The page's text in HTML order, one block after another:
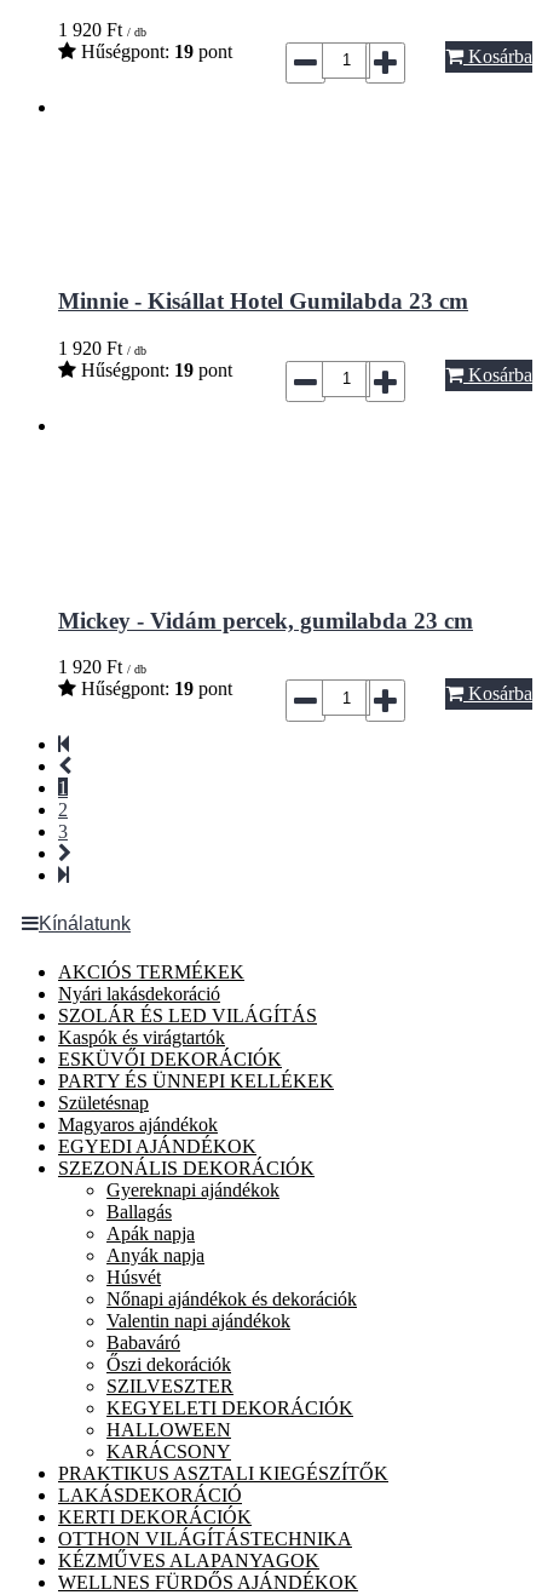
1 920 Ft / db
Hűségpont: 19 pont Kosárba
Minnie - Kisállat Hotel Gumilabda 23 cm
1 920 Ft / db
Hűségpont: 19 pont Kosárba
Mickey - Vidám percek, gumilabda 23 cm
1 920 Ft / db
Hűségpont: 19 pont Kosárba
1
2
3
Kínálatunk
AKCIÓS TERMÉKEK
Nyári lakásdekoráció
SZOLÁR ÉS LED VILÁGÍTÁS
Kaspók és virágtartók
ESKÜVŐI DEKORÁCIÓK
PARTY ÉS ÜNNEPI KELLÉKEK
Születésnap
Magyaros ajándékok
EGYEDI AJÁNDÉKOK
SZEZONÁLIS DEKORÁCIÓK
Gyereknapi ajándékok
Ballagás
Apák napja
Anyák napja
Húsvét
Nőnapi ajándékok és dekorációk
Valentin napi ajándékok
Babaváró
Őszi dekorációk
SZILVESZTER
KEGYELETI DEKORÁCIÓK
HALLOWEEN
KARÁCSONY
PRAKTIKUS ASZTALI KIEGÉSZÍTŐK
LAKÁSDEKORÁCIÓ
KERTI DEKORÁCIÓK
OTTHON VILÁGÍTÁSTECHNIKA
KÉZMŰVES ALAPANYAGOK
WELLNES FÜRDŐS AJÁNDÉKOK